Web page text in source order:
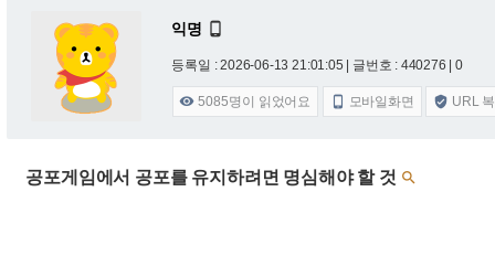
익명 
등록일 : 2026-06-13 21:01:05 | 글번호 : 440276 | 0
 5085명이 읽었어요  모바일화면  URL
공포게임에서 공포를 유지하려면 명심해야 할 것 